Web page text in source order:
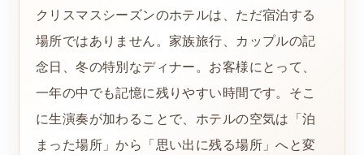
クリスマスシーズンのホテルは、ただ宿泊する
場所ではありません。家族旅行、カップルの記
念日、冬の特別なディナー。お客様にとって、
一年の中でも記憶に残りやすい時間です。そこ
に生演奏が加わることで、ホテルの空気は「泊
まった場所」から「思い出に残る場所」へと変